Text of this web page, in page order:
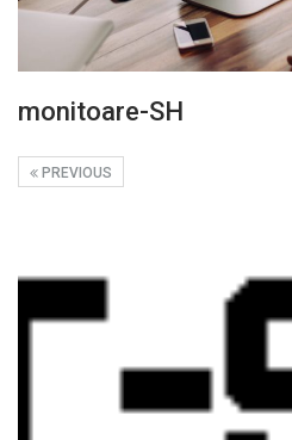
monitoare-SH
PREVIOUS